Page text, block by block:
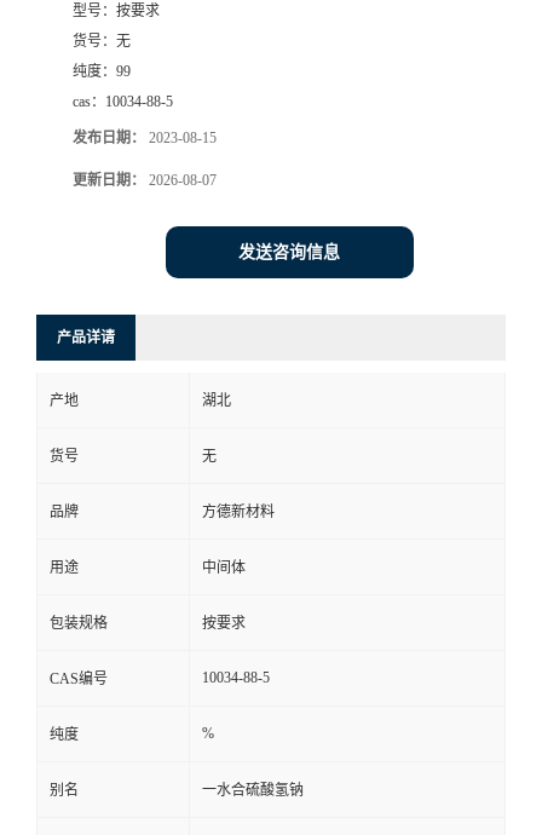
型号： 按要求
货号： 无
纯度： 99
cas： 10034-88-5
发布日期： 2023-08-15
更新日期： 2026-08-07
发送咨询信息
产品详请
产地 湖北
货号 无
品牌 方德新材料
用途 中间体
包装规格 按要求
CAS编号 10034-88-5
纯度 %
别名 一水合硫酸氢钠